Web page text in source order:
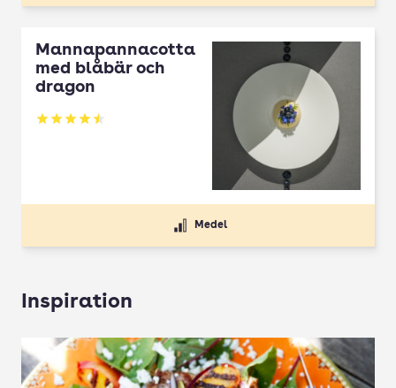
Mannapannacotta
med blåbär och
dragon
Betyg: 4.5 av 5
Medel
Inspiration